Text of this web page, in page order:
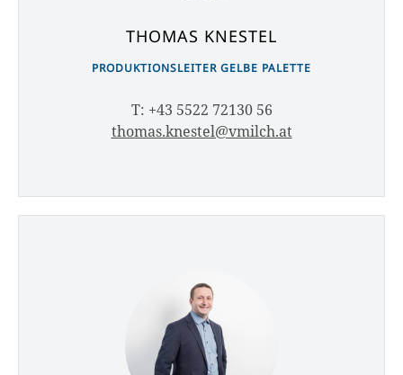
THOMAS KNESTEL
PRODUKTIONSLEITER GELBE PALETTE
T: +43 5522 72130 56
thomas.knestel@vmilch.at